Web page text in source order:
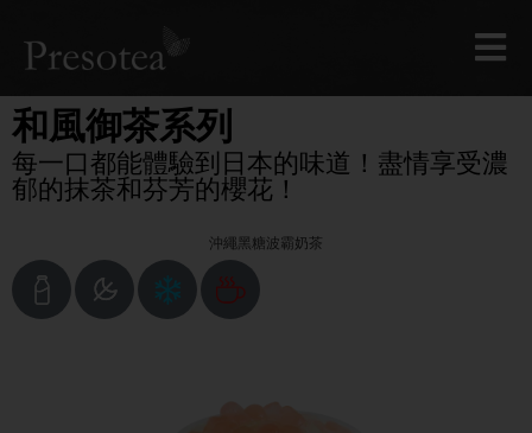
和風御茶系列
每一口都能體驗到日本的味道！盡情享受濃
郁的抹茶和芬芳的櫻花！
沖繩黑糖波霸奶茶